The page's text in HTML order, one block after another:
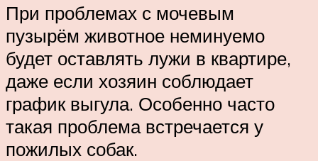
При проблемах с мочевым
пузырём животное неминуемо
будет оставлять лужи в квартире,
даже если хозяин соблюдает
график выгула. Особенно часто
такая проблема встречается у
пожилых собак.